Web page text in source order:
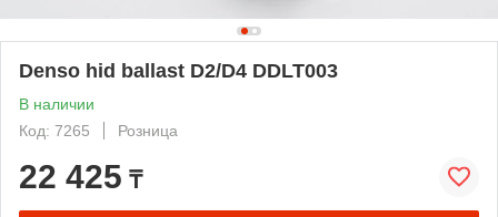
Denso hid ballast D2/D4 DDLT003
В наличии
Код: 7265
Розница
22 425 ₸